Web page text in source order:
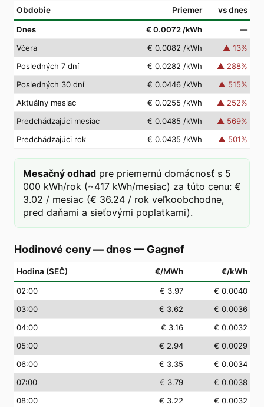
Obdobie Priemer vs dnes
Dnes € 0.0072 /kWh
—
Včera
€ 0.0082 /kWh ▲ 13%
Posledných 7 dní
€ 0.0282 /kWh ▲ 288%
Posledných 30 dní
€ 0.0446 /kWh ▲ 515%
Aktuálny mesiac
€ 0.0255 /kWh ▲ 252%
Predchádzajúci mesiac
€ 0.0485 /kWh ▲ 569%
Predchádzajúci rok
€ 0.0435 /kWh ▲ 501%
Mesačný odhad pre priemernú domácnosť s 5
000 kWh/rok (~417 kWh/mesiac) za túto cenu: €
3.02 / mesiac (€ 36.24 / rok veľkoobchodne,
pred daňami a sieťovými poplatkami).
Hodinové ceny — dnes— Gagnef
Hodina (SEČ) €/MWh €/kWh
02:00 € 3.97
€ 0.0040
03:00 € 3.62
€ 0.0036
04:00 € 3.16
€ 0.0032
05:00 € 2.94
€ 0.0029
06:00 € 3.35
€ 0.0034
07:00 € 3.79
€ 0.0038
08:00 € 3.22
€ 0.0032